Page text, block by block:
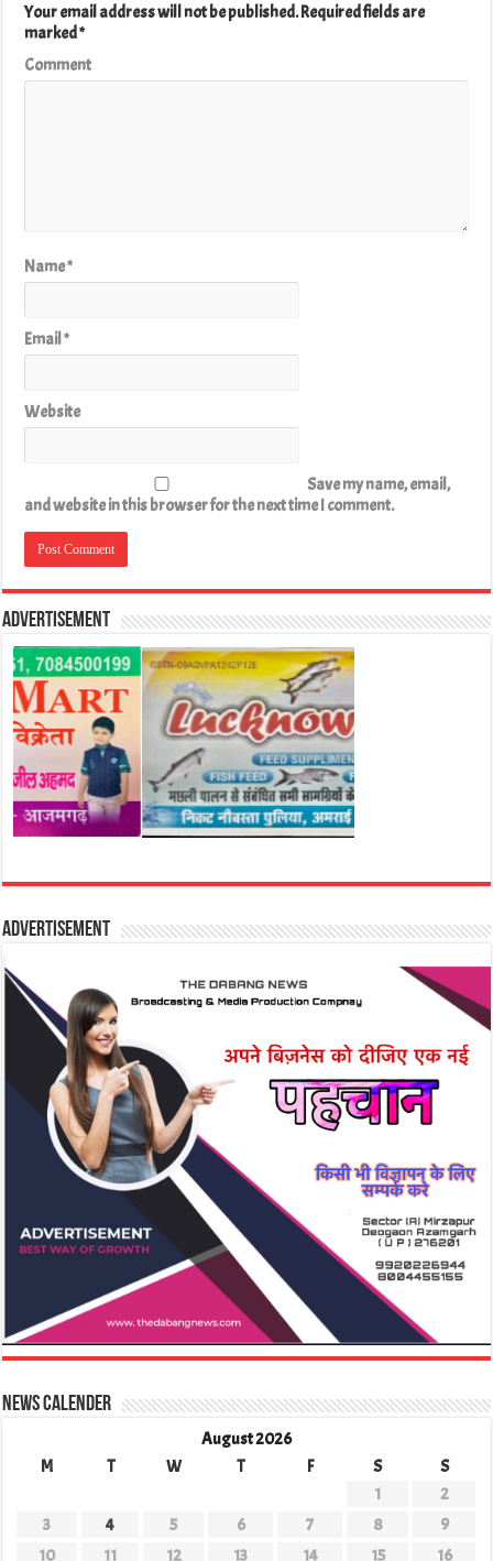
Your email address will not be published.Required fields are
marked*
Comment
Name*
Email*
Website
Save my name, email,
and website in this browser for the next time I comment.
Advertisement
Advertisement
News Calender
August 2026
M
T W T F S
S
1
2
3
4 5 6 7 8
9
10
11 12 13 14 15
16